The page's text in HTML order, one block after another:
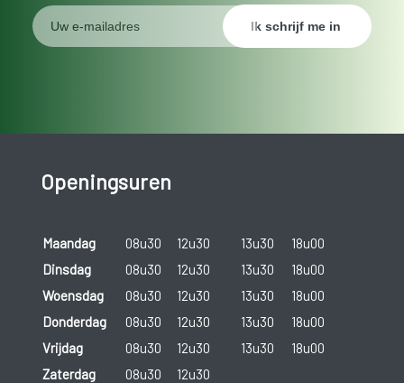
Openingsuren
Maandag 08u30 12u30 13u30
18u00
Dinsdag
08u30 12u30 13u30
18u00
Woensdag
08u30 12u30 13u30
18u00
Donderdag
08u30 12u30 13u30
18u00
Vrijdag
08u30 12u30 13u30
18u00
Zaterdag
08u30
12u30